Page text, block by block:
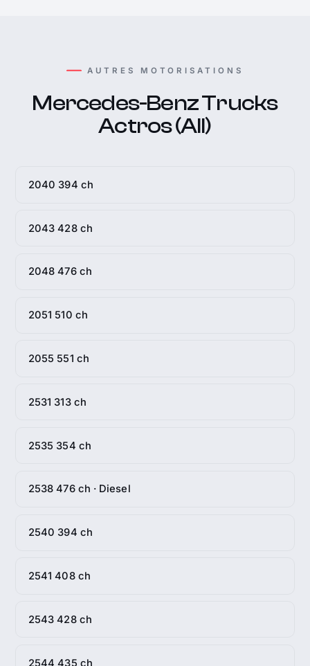
AUTRES MOTORISATIONS
Mercedes-Benz Trucks
Actros (All)
2040 394 ch
2043 428 ch
2048 476 ch
2051 510 ch
2055 551 ch
2531 313 ch
2535 354 ch
2538 476 ch · Diesel
2540 394 ch
2541 408 ch
2543 428 ch
2544 435 ch